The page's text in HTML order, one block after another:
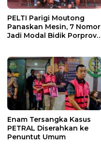
PELTI Parigi Moutong
Panaskan Mesin, 7 Nomor
Jadi Modal Bidik Porprov
Enam Tersangka Kasus
PETRAL Diserahkan ke
Penuntut Umum